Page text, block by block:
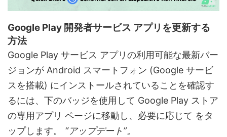
Google Play 開発者サービス アプリを更新する
方法
Google Play サービス アプリの利用可能な最新バー
ジョンが Android スマートフォン (Google サービ
スを搭載) にインストールされていることを確認す
るには、下のバッジを使用して Google Play ストア
の専用アプリ ページに移動し、必要に応じて をタ
ップします。 “アップデート”。